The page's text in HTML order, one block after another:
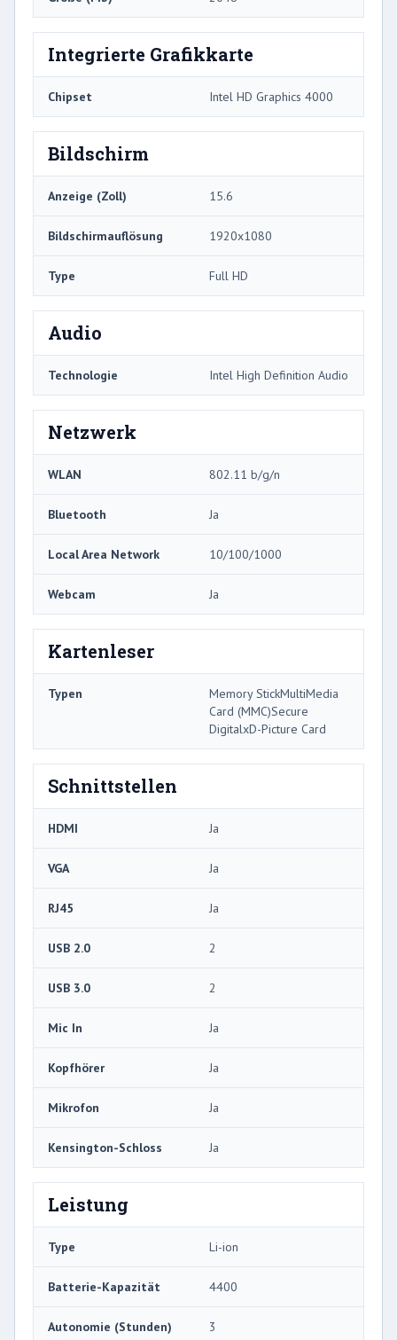
Integrierte Grafikkarte
Chipset Intel HD Graphics 4000
Bildschirm
Anzeige (Zoll) 15.6
Bildschirmauflösung 1920x1080
Type Full HD
Audio
Technologie Intel High Definition Audio
Netzwerk
WLAN 802.11 b/g/n
Bluetooth Ja
Local Area Network 10/100/1000
Webcam Ja
Kartenleser
Typen
Memory StickMultiMedia
Card (MMC)Secure
DigitalxD-Picture Card
Schnittstellen
HDMI Ja
VGA Ja
RJ45 Ja
USB 2.0 2
USB 3.0 2
Mic In Ja
Kopfhörer Ja
Mikrofon Ja
Kensington-Schloss Ja
Leistung
Type Li-ion
Batterie-Kapazität 4400
Autonomie (Stunden) 3